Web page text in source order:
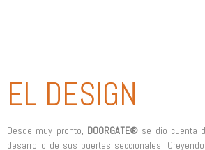
EL DESIGN
Desde muy pronto, DOORGATE® se dio cuenta
desarrollo de sus puertas seccionales.